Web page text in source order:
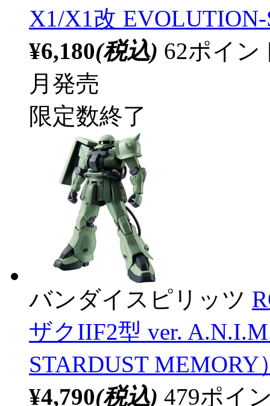
X1/X1改 EVOLUTION-
¥6,180(税込) 62ポイ
月発売
限定数終了
バンダイスピリッツ
ザクIIF2型 ver.
STARDUST MEMORY
¥4,790(税込) 479ポイ